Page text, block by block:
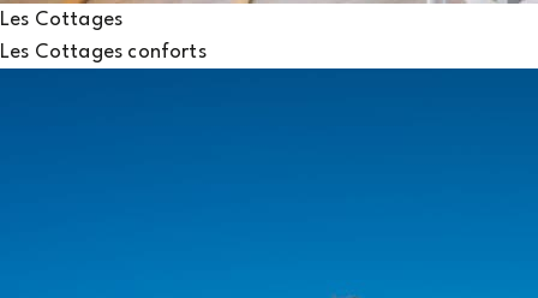
Les Cottages
Les Cottages conforts